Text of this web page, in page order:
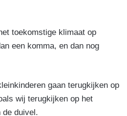
toekomstige klimaat op
een komma, en dan nog
gaan terugkijken op
wij terugkijken op het
de duivel.